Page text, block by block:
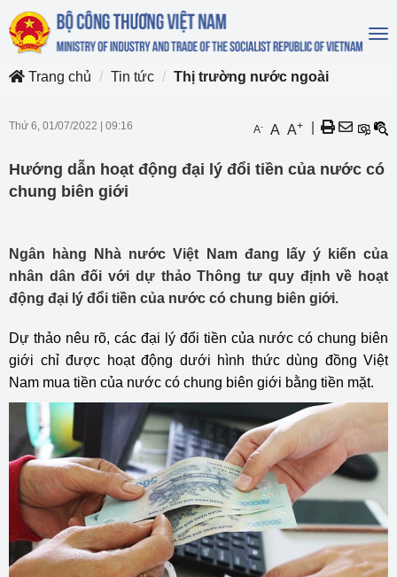
Trang chủ
Tin tức Thị trường nước ngoài
Thứ 6, 01/07/2022 09:16 A- A A+
Hướng dẫn hoạt động đại lý đổi tiền của nước có
chung biên giới
Ngân hàng Nhà nước Việt Nam đang lấy ý kiến của
nhân dân đối với dự thảo Thông tư quy định về hoạt
động đại lý đổi tiền của nước có chung biên giới.
Dự thảo nêu rõ, các đại lý đổi tiền của nước có chung biên
giới chỉ được hoạt động dưới hình thức dùng đồng Việt
Nam mua tiền của nước có chung biên giới bằng tiền mặt.